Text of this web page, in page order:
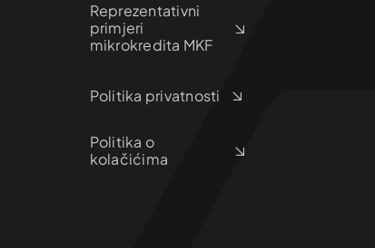
Reprezentativni
primjeri
mikrokredita MKF
Politika privatnosti
Politika o
kolačićima